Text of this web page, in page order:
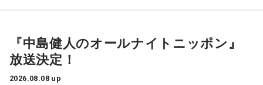
――石垣島で自主トレをともにした後輩である篠原響投手の
活躍をどうご覧になられましたか？
山田「球速がすごくて、僕も追いつけるように頑張ります」
――過去2年の苦労は昨シーズンに活きていたということです
ね。
山田「活きていると思います。ウエイトトレーニングなどで
『中島健人のオールナイトニッポン』
放送決定！
2026.08.08 up